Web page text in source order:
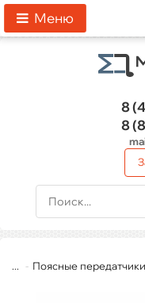
Меню
8
8
... Поясные передатчики